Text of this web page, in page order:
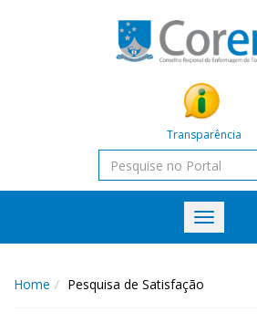
Transparência
Toggle
navigation
Home Pesquisa de Satisfação